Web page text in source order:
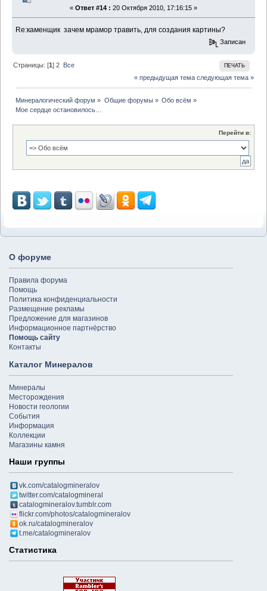
« Ответ #14 : 20 Октября 2010, 17:16:15 »
Re:каменщик зачем мрамор травить, для создания картины?
Записан
ПЕЧАТЬ
Страницы: [1]2 Все
« предыдущая тема следующая тема »
Минералогический форум » Общие форумы» Обо всём »
Мое сердце остановилось…
Перейти в:
О форуме
Правила форума
Помощь
Политика конфиденциальности
Размещение рекламы
Предложение для магазинов
Информационное партнёрство
Помощь сайту
Контакты
Каталог Минералов
Минералы
Месторождения
Новости геологии
События
Информация
Коллекции
Магазины камня
Наши группы
vk.com/catalogmineralov
twitter.com/catalogmineral
catalogmineralov.tumblr.com
flickr.com/photos/catalogmineralov
ok.ru/catalogmineralov
t.me/catalogmineralov
Статистика